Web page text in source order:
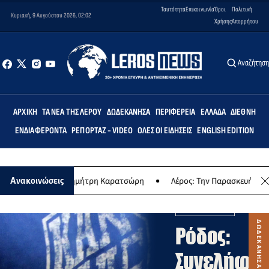
Κυριακή, 9 Αυγούστου 2026, 02:02
ΤαυτότηταΕπικοινωνίαΌροι
Χρήσης
Πολιτική
Απορρήτου
Αναζήτηση
ΑΡΧΙΚΉ ΤΑ ΝΈΑ ΤΗΣ ΛΈΡΟΥ ΔΩΔΕΚΆΝΗΣΑ ΠΕΡΙΦΈΡΕΙΑ ΕΛΛΆΔΑ ΔΙΕΘΝΉ
ΕΝΔΙΑΦΈΡΟΝΤΑ ΡΕΠΟΡΤΆΖ - VIDEO ΌΛΕΣ ΟΙ ΕΙΔΉΣΕΙΣ ENGLISH EDITION
Ανακοινώσεις
του Δημήτρη Καρατσώρη Λέρος: Την Παρασκευή 14 Αυγούστου
Ρόδος: